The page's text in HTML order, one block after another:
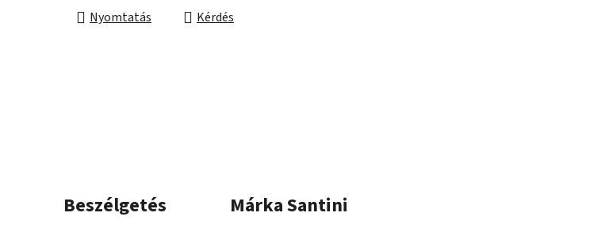
Nyomtatás Kérdés
Beszélgetés MárkaSantini